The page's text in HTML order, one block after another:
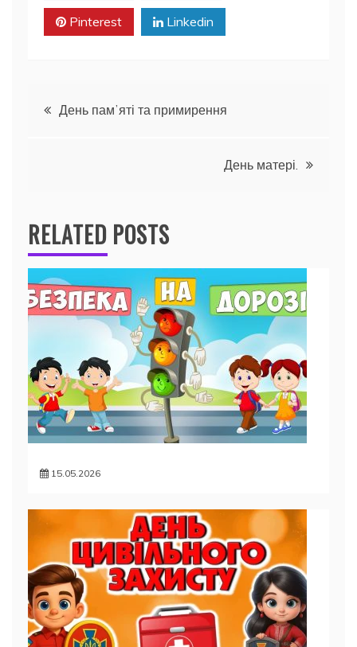
Pinterest Linkedin
Навігація
День памʼяті та примирення
День матері.
RELATED POSTS
15.05.2026